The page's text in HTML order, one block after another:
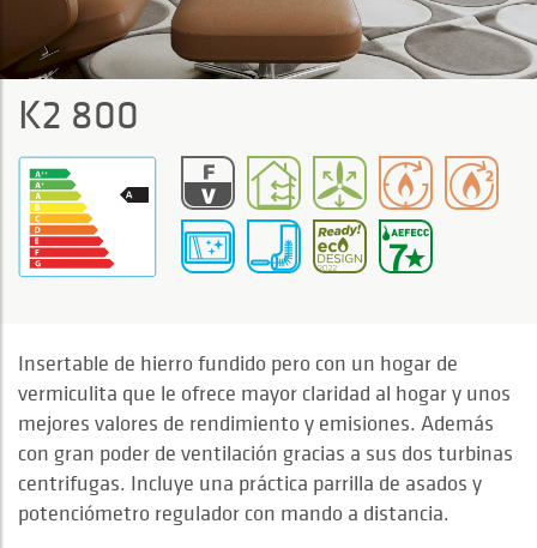
K2 800
Insertable de hierro fundido pero con un hogar de
vermiculita que le ofrece mayor claridad al hogar y unos
mejores valores de rendimiento y emisiones. Además
con gran poder de ventilación gracias a sus dos turbinas
centrifugas. Incluye una práctica parrilla de asados y
potenciómetro regulador con mando a distancia.